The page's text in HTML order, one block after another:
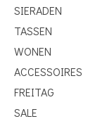
SIERADEN
TASSEN
WONEN
ACCESSOIRES
FREITAG
SALE